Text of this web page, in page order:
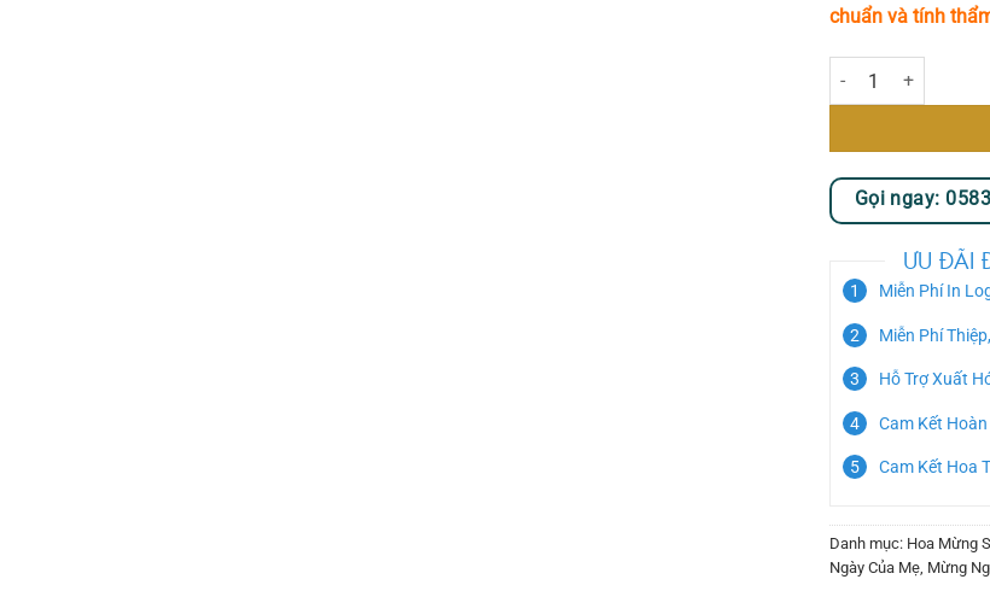
chuẩn và tính
Sweet Harmony số
Gọi ngay:
ƯU ĐÃI
Miễn Phí In
Miễn Phí
Hỗ Trợ Xuất
Cam Kết
Cam Kết Hoa
Danh mục: Hoa Mừng
Ngày Của Mẹ, Mừng